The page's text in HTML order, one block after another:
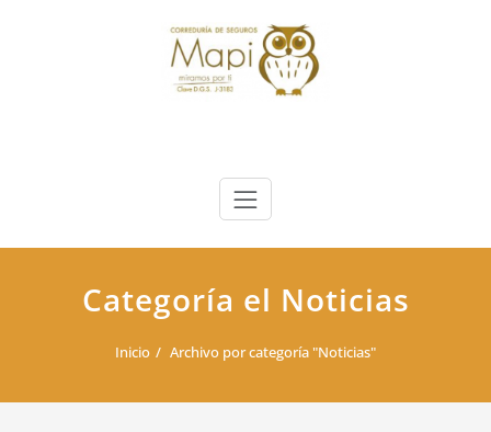
Categoría el Noticias
Inicio Archivo por categoría "Noticias"